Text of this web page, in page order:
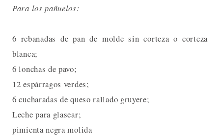
Para los pañuelos:
6 rebanadas de pan de molde sin corteza o corteza
blanca;
6 lonchas de pavo;
12 espárragos verdes;
6 cucharadas de queso rallado gruyere;
Leche para glasear;
pimienta negra molida